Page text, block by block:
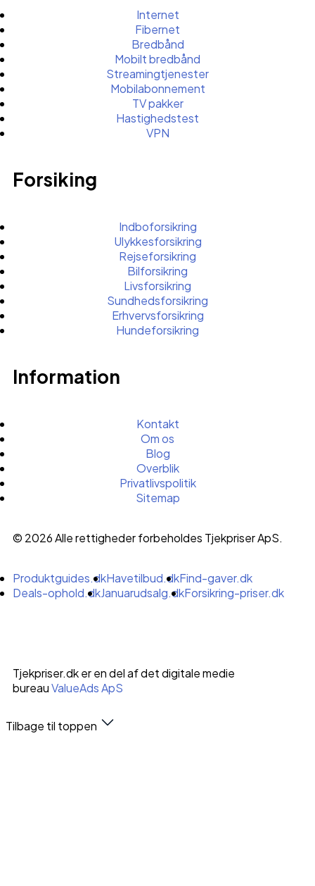
Internet
Fibernet
Bredbånd
Mobilt bredbånd
Streamingtjenester
Mobilabonnement
TV pakker
Hastighedstest
VPN
Forsiking
Indboforsikring
Ulykkesforsikring
Rejseforsikring
Bilforsikring
Livsforsikring
Sundhedsforsikring
Erhvervsforsikring
Hundeforsikring
Information
Kontakt
Om os
Blog
Overblik
Privatlivspolitik
Sitemap
© 2026 Alle rettigheder forbeholdes Tjekpriser ApS.
Produktguides.dkHavetilbud.dkFind-gaver.dk
Deals-ophold.dkJanuarudsalg.dkForsikring-priser.dk
Tjekpriser.dk er en del af det digitale medie
bureauValueAds ApS
Tilbage til toppen